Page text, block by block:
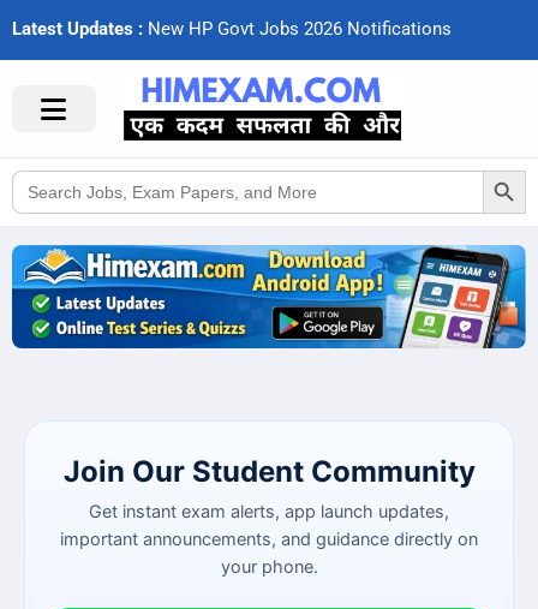
Latest Updates : New HP Govt Jobs 2026 Notifcations
Search
for:
Search Button
Join Our Student Community
Get instant exam alerts, app launch updates,
important announcements, and guidance directly on
your phone.